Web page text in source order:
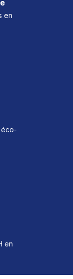
en
éco-
en